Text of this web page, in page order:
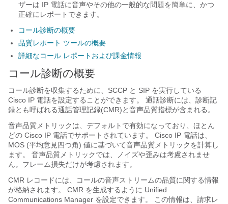
ザーは IP 電話に音声やその他の一般的な問題を簡単に、かつ
正確にレポートできます。
コール診断の概要
品質レポート ツールの概要
詳細なコール レポートおよび課金情報
コール診断の概要
コール診断を収集するために、SCCP と SIP を実行している
Cisco IP 電話を設定することができます。 通話診断には、診断記
録とも呼ばれる通話管理記録(CMR)と音声品質指標が含まれる。
音声品質メトリックは、デフォルトで有効になっており、ほとん
どの Cisco IP 電話でサポートされています。 Cisco IP 電話は、
MOS (平均意見四つ角) 値に基づいて音声品質メトリックを計算し
ます。 音声品質メトリックでは、ノイズや歪みは考慮されませ
ん。フレーム損失だけが考慮されます。
CMR レコードには、コールの音声ストリームの品質に関する情報
が格納されます。 CMR を生成するように Unified
Communications Manager を設定できます。 この情報は、請求レ